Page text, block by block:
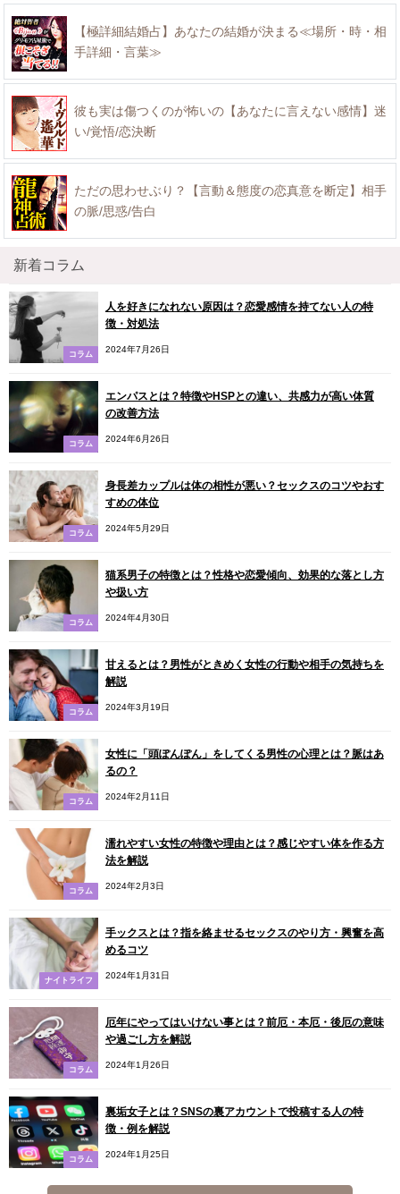
【極詳細結婚占】あなたの結婚が決まる≪場所・時・相
手詳細・言葉≫
彼も実は傷つくのが怖いの【あなたに言えない感情】迷
い/覚悟/恋決断
ただの思わせぶり？【言動＆態度の恋真意を断定】相手
の脈/思惑/告白
新着コラム
コラム
人を好きになれない原因は？恋愛感情を持てない人の特
徴・対処法
2024年7月26日
コラム
エンパスとは？特徴やHSPとの違い、共感力が高い体質
の改善方法
2024年6月26日
コラム
身長差カップルは体の相性が悪い？セックスのコツやおす
すめの体位
2024年5月29日
コラム
猫系男子の特徴とは？性格や恋愛傾向、効果的な落とし方
や扱い方
2024年4月30日
コラム
甘えるとは？男性がときめく女性の行動や相手の気持ちを
解説
2024年3月19日
コラム
女性に「頭ぽんぽん」をしてくる男性の心理とは？脈はあ
るの？
2024年2月11日
コラム
濡れやすい女性の特徴や理由とは？感じやすい体を作る方
法を解説
2024年2月3日
ナイトライフ
手ックスとは？指を絡ませるセックスのやり方・興奮を高
めるコツ
2024年1月31日
コラム
厄年にやってはいけない事とは？前厄・本厄・後厄の意味
や過ごし方を解説
2024年1月26日
コラム
裏垢女子とは？SNSの裏アカウントで投稿する人の特
徴・例を解説
2024年1月25日